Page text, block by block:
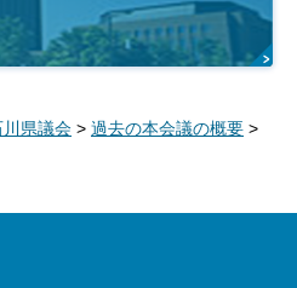
川県議会 > 過去の本会議の概要 >